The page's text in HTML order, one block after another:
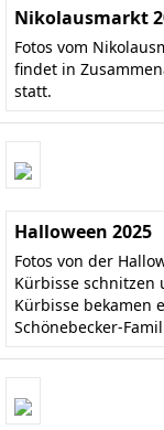
Nikolausmarkt
Fotos vom
findet in
statt.
Halloween 2025
Fotos von der
Kürbisse schnitzen
Kürbisse bekamen
Schönebecker-